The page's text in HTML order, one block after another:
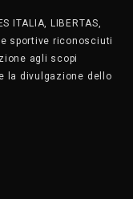
ITALIA, LIBERTAS,
sportive riconosciuti
agli scopi
la divulgazione dello